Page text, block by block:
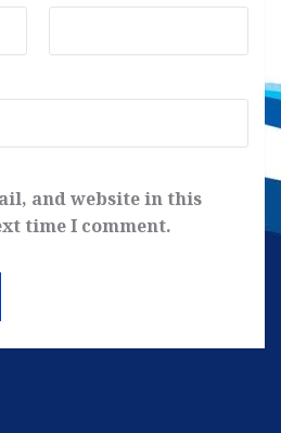
and website in this
time I comment.